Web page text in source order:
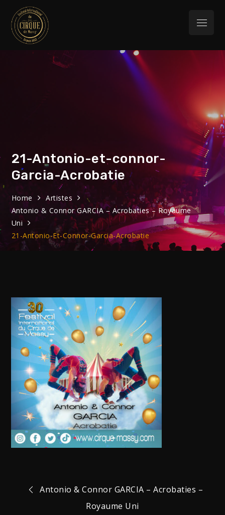
content
International du
Cirque de Massy
Menu
21-Antonio-et-connor-
Garcia-Acrobatie
Home
Artistes
Antonio & Connor GARCIA – Acrobaties – Royaume
Uni
21-Antonio-Et-Connor-Garcia-Acrobatie
Navigation
Antonio & Connor GARCIA – Acrobaties –
Royaume Uni